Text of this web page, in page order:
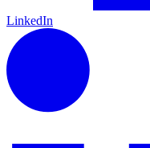
LinkedIn